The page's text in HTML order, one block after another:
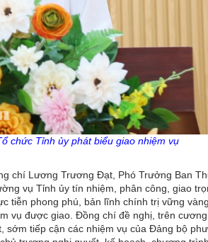
chức Tỉnh ủyphát biểu giao nhiệm vụ
chí Lương Trương Đạt, Phó Trưởng Ban
vụ Tỉnh ủy tín nhiệm, phân công, giao
tiễn phong phú, bản lĩnh chính trị vững
vụ được giao. Đồng chí đề nghị, trên
tiếp cận các nhiệm vụ của Đảng bộ